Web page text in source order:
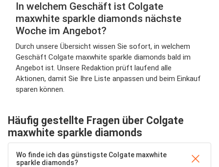
In welchem Geschäft ist Colgate
maxwhite sparkle diamonds nächste
Woche im Angebot?
Durch unsere Übersicht wissen Sie sofort, in welchem
Geschäft Colgate maxwhite sparkle diamonds bald im
Angebot ist. Unsere Redaktion prüft laufend alle
Aktionen, damit Sie Ihre Liste anpassen und beim Einkauf
sparen können.
Häufig gestellte Fragen über Colgate
maxwhite sparkle diamonds
Wo finde ich das günstigste Colgate maxwhite
sparkle diamonds?